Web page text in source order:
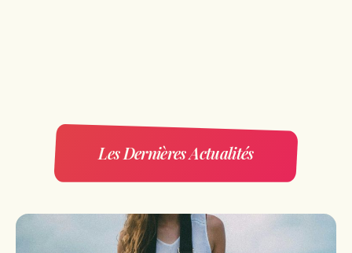
Les Dernières Actualités